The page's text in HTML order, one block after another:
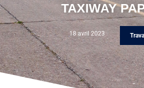
TAXIWAY
18 avril 2023